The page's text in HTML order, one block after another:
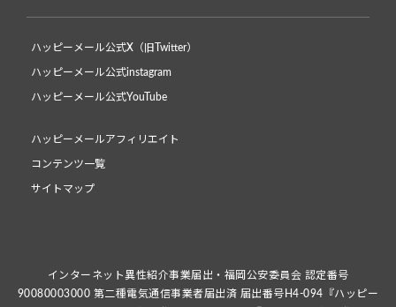
ハッピーメール公式X（旧Twitter）
ハッピーメール公式instagram
ハッピーメール公式YouTube
ハッピーメールアフィリエイト
コンテンツ一覧
サイトマップ
インターネット異性紹介事業届出・福岡公安委員会 認定番号
90080003000 第二種電気通信事業者届出済 届出番号H4-094『ハッピー